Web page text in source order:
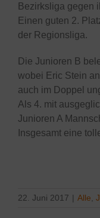
Bezirksliga gegen
Einen guten 2.
der Regionsliga.
Die Junioren B
wobei Eric Stein
auch im Doppel
Als 4. mit
Junioren A
Insgesamt eine
22. Juni 2017 | Alle